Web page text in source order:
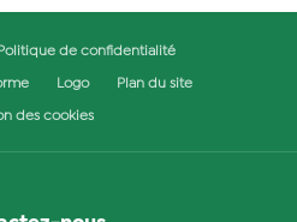
Politique de confidentialité
Logo Plan du site
des cookies